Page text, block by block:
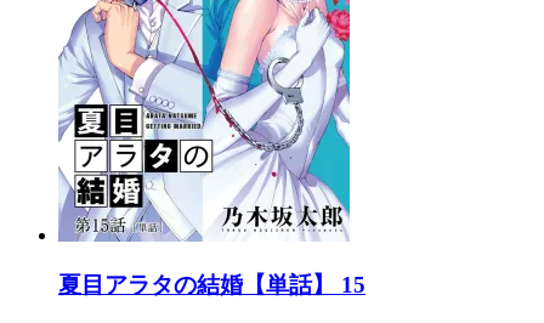
夏目アラタの結婚【単話】 15